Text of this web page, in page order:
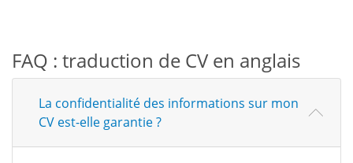
FAQ : traduction de CV en anglais
La confidentialité des informations sur mon
CV est-elle garantie ?